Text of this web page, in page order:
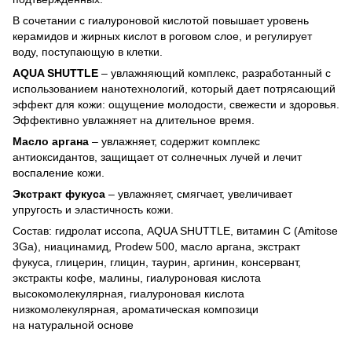
В сочетании с гиалуроновой кислотой повышает уровень
керамидов и жирных кислот в роговом слое, и регулирует
воду, поступающую в клетки.
AQUA SHUTTLE – увлажняющий комплекс, разработанный с
использованием нанотехнологий, который дает потрясающий
эффект для кожи: ощущение молодости, свежести и здоровья.
Эффективно увлажняет на длительное время.
Масло аргана – увлажняет, содержит комплекс
антиоксидантов, защищает от солнечных лучей и лечит
воспаление кожи.
Экстракт фукуса – увлажняет, смягчает, увеличивает
упругость и эластичность кожи.
Состав: гидролат иссопа, AQUA SHUTTLE, витамин С (Amitose
3Ga), ниацинамид, Prodew 500, масло аргана, экстракт
фукуса, глицерин, глицин, таурин, аргинин, консервант,
экстракты кофе, малины, гиалуроновая кислота
высокомолекулярная, гиалуроновая кислота
низкомолекулярная, ароматическая композици
на натуральной основе